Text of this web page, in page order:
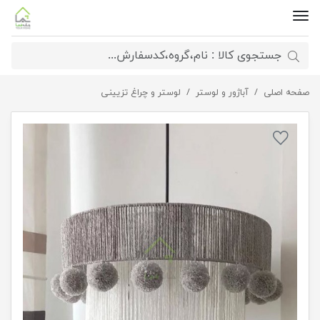
صفحه اصلی آباژور و لوستر لوستر و چراغ تزیینی لوستر فانتزی مکرومه